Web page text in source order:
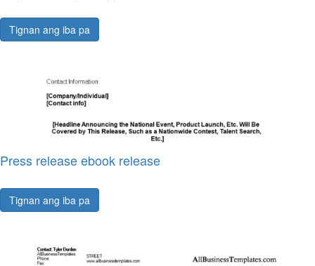
Tignan ang iba pa
Press release ebook release
Tignan ang iba pa